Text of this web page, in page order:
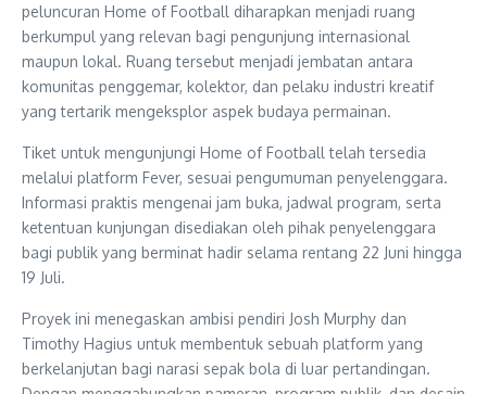
peluncuran Home of Football diharapkan menjadi ruang
berkumpul yang relevan bagi pengunjung internasional
maupun lokal. Ruang tersebut menjadi jembatan antara
komunitas penggemar, kolektor, dan pelaku industri kreatif
yang tertarik mengeksplor aspek budaya permainan.
Tiket untuk mengunjungi Home of Football telah tersedia
melalui platform Fever, sesuai pengumuman penyelenggara.
Informasi praktis mengenai jam buka, jadwal program, serta
ketentuan kunjungan disediakan oleh pihak penyelenggara
bagi publik yang berminat hadir selama rentang 22 Juni hingga
19 Juli.
Proyek ini menegaskan ambisi pendiri Josh Murphy dan
Timothy Hagius untuk membentuk sebuah platform yang
berkelanjutan bagi narasi sepak bola di luar pertandingan.